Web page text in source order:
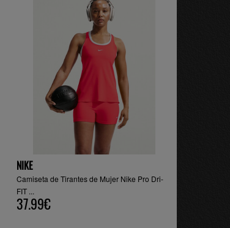
NIKE
Camiseta de Tirantes de Mujer Nike Pro Dri-
FIT ...
37.99€